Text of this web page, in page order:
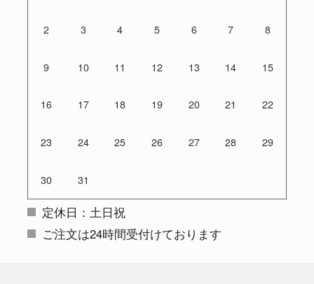
2 3 4 5 6 7 8
9 10 11 12 13 14 15
16 17 18 19 20 21 22
23 24 25 26 27 28 29
30 31
定休日：土日祝
ご注文は24時間受付けております